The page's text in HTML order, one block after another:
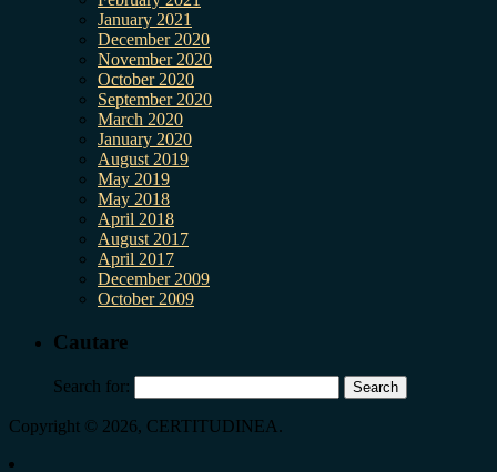
January 2021
December 2020
November 2020
October 2020
September 2020
March 2020
January 2020
August 2019
May 2019
May 2018
April 2018
August 2017
April 2017
December 2009
October 2009
Cautare
Search for:
Copyright © 2026, CERTITUDINEA.